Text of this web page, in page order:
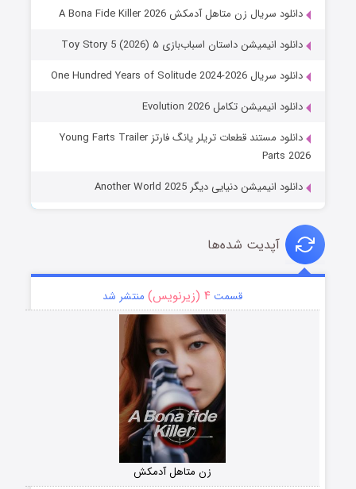
دانلود سریال زن متاهل آدمکش A Bona Fide Killer 2026
دانلود انیمیشن داستان اسباب‌بازی ۵ Toy Story 5 (2026)
دانلود سریال One Hundred Years of Solitude 2024-2026
دانلود انیمیشن تکامل Evolution 2026
دانلود مستند قطعات تریلر یانگ فارتز Young Farts Trailer
Parts 2026
دانلود انیمیشن دنیایی دیگر Another World 2025
آپدیت شده‌ها
قسمت۴ (زیرنویس) منتشر شد
زن متاهل آدمکش